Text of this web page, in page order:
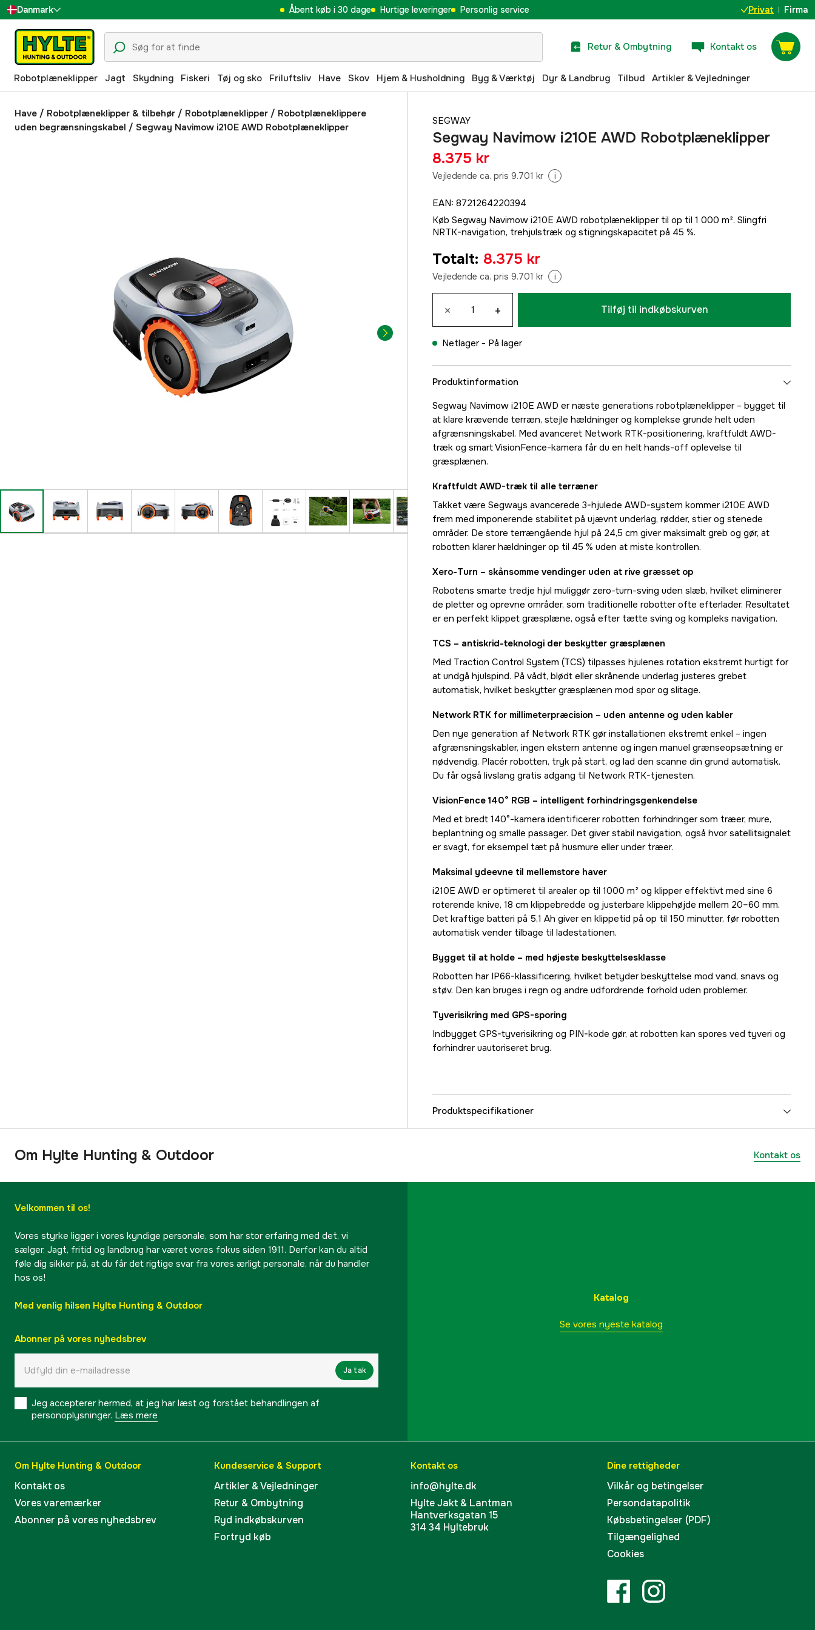
Danmark
Sverige
Suomi
Norge
Deutschland
Åbent køb i 30 dage Hurtige leveringer Personlig service Privat Firma
Retur & Ombytning Kontakt os
Robotplæneklipper Jagt Skydning Fiskeri Tøj og sko Friluftsliv Have Skov Hjem & Husholdning Byg & Værktøj Dyr & Landbrug Tilbud Artikler & Vejledninger
Have / Robotplæneklipper & tilbehør / Robotplæneklipper / Robotplæneklippere
uden begrænsningskabel / Segway Navimow i210E AWD Robotplæneklipper
SEGWAY
Segway Navimow i210E AWD Robotplæneklipper
8.375 kr
Vejledende ca. pris 9.701 kr i
EAN: 8721264220394
Køb Segway Navimow i210E AWD robotplæneklipper til op til 1 000 m². Slingfri
NRTK-navigation, trehjulstræk og stigningskapacitet på 45 %.
Totalt: 8.375 kr
Vejledende ca. pris 9.701 kr i
× + Tilføj til indkøbskurven
Netlager - På lager
Produktinformation
Segway Navimow i210E AWD er næste generations robotplæneklipper – bygget til
at klare krævende terræn, stejle hældninger og komplekse grunde helt uden
afgrænsningskabel. Med avanceret Network RTK-positionering, kraftfuldt AWD-
træk og smart VisionFence-kamera får du en helt hands-off oplevelse til
græsplænen.
Kraftfuldt AWD-træk til alle terræner
Takket være Segways avancerede 3-hjulede AWD-system kommer i210E AWD
frem med imponerende stabilitet på ujævnt underlag, rødder, stier og stenede
områder. De store terrængående hjul på 24,5 cm giver maksimalt greb og gør, at
robotten klarer hældninger op til 45 % uden at miste kontrollen.
Xero-Turn – skånsomme vendinger uden at rive græsset op
Robotens smarte tredje hjul muliggør zero-turn-sving uden slæb, hvilket eliminerer
de pletter og oprevne områder, som traditionelle robotter ofte efterlader. Resultatet
er en perfekt klippet græsplæne, også efter tætte sving og kompleks navigation.
TCS – antiskrid-teknologi der beskytter græsplænen
Med Traction Control System (TCS) tilpasses hjulenes rotation ekstremt hurtigt for
at undgå hjulspind. På vådt, blødt eller skrånende underlag justeres grebet
automatisk, hvilket beskytter græsplænen mod spor og slitage.
Network RTK for millimeterpræcision – uden antenne og uden kabler
Den nye generation af Network RTK gør installationen ekstremt enkel – ingen
afgrænsningskabler, ingen ekstern antenne og ingen manuel grænseopsætning er
nødvendig. Placér robotten, tryk på start, og lad den scanne din grund automatisk.
Du får også livslang gratis adgang til Network RTK-tjenesten.
VisionFence 140° RGB – intelligent forhindringsgenkendelse
Med et bredt 140°-kamera identificerer robotten forhindringer som træer, mure,
beplantning og smalle passager. Det giver stabil navigation, også hvor satellitsignalet
er svagt, for eksempel tæt på husmure eller under træer.
Maksimal ydeevne til mellemstore haver
i210E AWD er optimeret til arealer op til 1000 m² og klipper effektivt med sine 6
roterende knive, 18 cm klippebredde og justerbare klippehøjde mellem 20–60 mm.
Det kraftige batteri på 5,1 Ah giver en klippetid på op til 150 minutter, før robotten
automatisk vender tilbage til ladestationen.
Bygget til at holde – med højeste beskyttelsesklasse
Robotten har IP66-klassificering, hvilket betyder beskyttelse mod vand, snavs og
støv. Den kan bruges i regn og andre udfordrende forhold uden problemer.
Tyverisikring med GPS-sporing
Indbygget GPS-tyverisikring og PIN-kode gør, at robotten kan spores ved tyveri og
forhindrer uautoriseret brug.
Produktspecifikationer
Uden begrænsningskabel som standard
Klippehøjde max
Om Hylte Hunting & Outdoor Kontakt os
Velkommen til os!
Vores styrke ligger i vores kyndige personale, som har stor erfaring med det, vi
sælger. Jagt, fritid og landbrug har været vores fokus siden 1911. Derfor kan du altid
føle dig sikker på, at du får det rigtige svar fra vores ærligt personale, når du handler
hos os!
Med venlig hilsen Hylte Hunting & Outdoor
Abonner på vores nyhedsbrev
Ja tak
Jeg accepterer hermed, at jeg har læst og forstået behandlingen af ​​
personoplysninger. Læs mere
Katalog
Se vores nyeste katalog
Om Hylte Hunting & Outdoor
Kontakt os
Vores varemærker
Abonner på vores nyhedsbrev
Kundeservice & Support
Artikler & Vejledninger
Retur & Ombytning
Ryd indkøbskurven
Fortryd køb
Kontakt os
info@hylte.dk
Hylte Jakt & Lantman
Hantverksgatan 15
314 34 Hyltebruk
Dine rettigheder
Vilkår og betingelser
Persondatapolitik
Købsbetingelser (PDF)
Tilgængelighed
Cookies